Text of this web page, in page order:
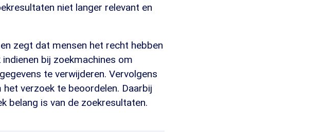
niet langer relevant en
zegt dat mensen het recht hebben
bij zoekmachines om
te verwijderen. Vervolgens
verzoek te beoordelen. Daarbij
belang is van de zoekresultaten.